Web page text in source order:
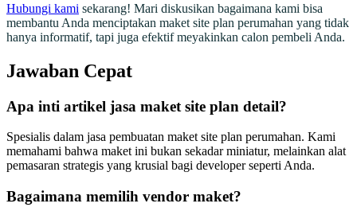
Hubungi kami sekarang! Mari diskusikan bagaimana kami bisa
membantu Anda menciptakan maket site plan perumahan yang tidak
hanya informatif, tapi juga efektif meyakinkan calon pembeli Anda.
Jawaban Cepat
Apa inti artikel jasa maket site plan detail?
Spesialis dalam jasa pembuatan maket site plan perumahan. Kami
memahami bahwa maket ini bukan sekadar miniatur, melainkan alat
pemasaran strategis yang krusial bagi developer seperti Anda.
Bagaimana memilih vendor maket?